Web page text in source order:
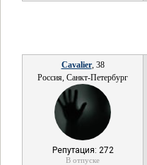
Cavalier, 38
Россия, Санкт-Петербург
Репутация: 272
В отпуске